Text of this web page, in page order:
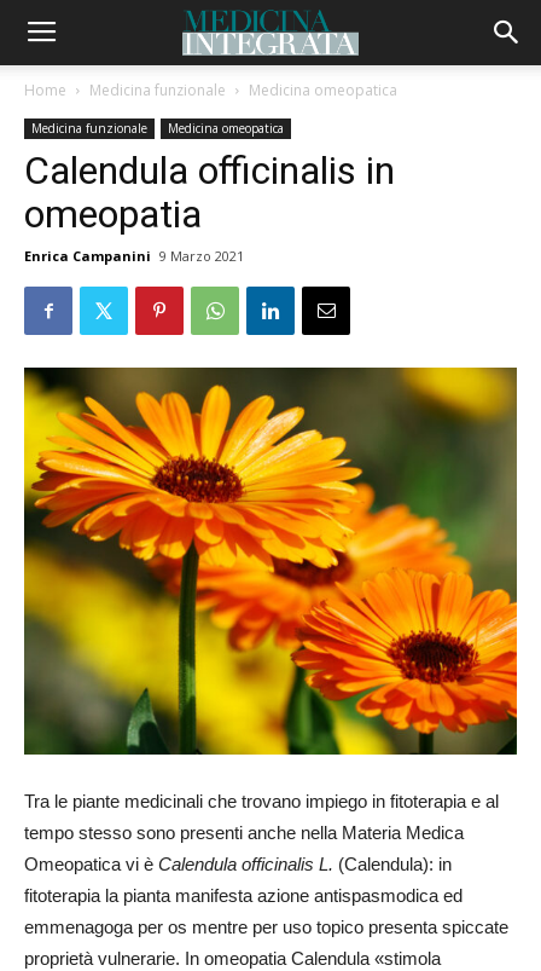
Home Medicina funzionale Medicina omeopatica
Medicina funzionale Medicina omeopatica
Calendula officinalis in
omeopatia
Enrica Campanini 9 Marzo 2021
Tra le piante medicinali che trovano impiego in fitoterapia e al
tempo stesso sono presenti anche nella Materia Medica
Omeopatica vi è Calendula officinalis L. (Calendula): in
fitoterapia la pianta manifesta azione antispasmodica ed
emmenagoga per os mentre per uso topico presenta spiccate
proprietà vulnerarie. In omeopatia Calendula «stimola